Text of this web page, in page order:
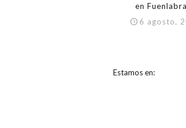
en
6 agosto,
Estamos en: